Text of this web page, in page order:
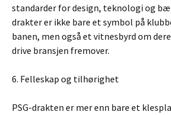
standarder for design, teknologi og
drakter er ikke bare et symbol på
banen, men også et vitnesbyrd om
drive bransjen fremover.
6. Felleskap og tilhørighet
PSG-drakten er mer enn bare et